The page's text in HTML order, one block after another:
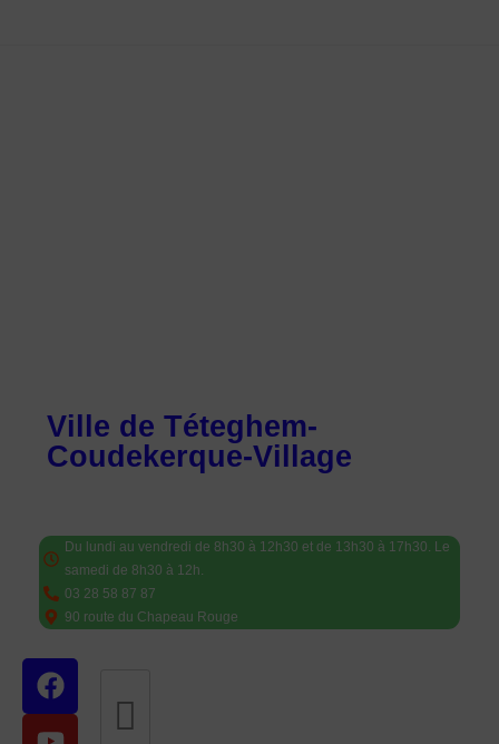
Ville de Téteghem-
Coudekerque-Village
Du lundi au vendredi de 8h30 à 12h30 et de 13h30 à 17h30. Le
samedi de 8h30 à 12h.
03 28 58 87 87
90 route du Chapeau Rouge